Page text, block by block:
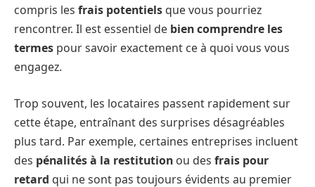
compris les frais potentiels que vous pourriez
rencontrer. Il est essentiel de bien comprendre les
termes pour savoir exactement ce à quoi vous vous
engagez.
Trop souvent, les locataires passent rapidement sur
cette étape, entraînant des surprises désagréables
plus tard. Par exemple, certaines entreprises incluent
des pénalités à la restitution ou des frais pour
retard qui ne sont pas toujours évidents au premier